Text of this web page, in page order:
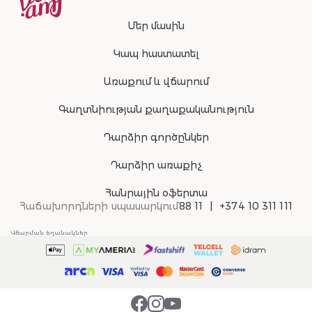
Մեր մասին
Կապ հաստատել
Առաքում և վճարում
Գաղտնիության քաղաքականություն
Դարձիր գործընկեր
Դարձիր առաքիչ
Հանրային օֆերտա
Հաճախորդների սպասարկում88 11 +374 10 311 111
Վճարման եղանակներ